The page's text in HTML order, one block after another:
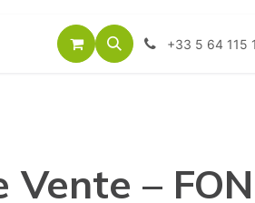
Services Itzatel A propos de
+33 5 64 115
–